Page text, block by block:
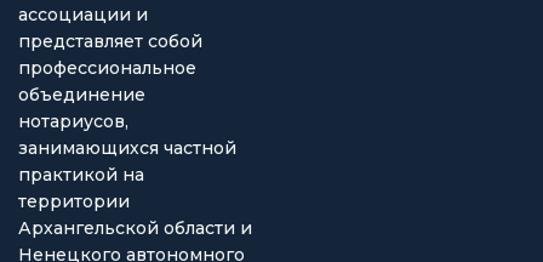
ассоциации и
представляет собой
профессиональное
объединение
нотариусов,
занимающихся частной
практикой на
территории
Архангельской области и
Ненецкого автономного